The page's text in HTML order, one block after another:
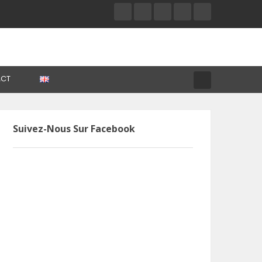
Suivez-Nous Sur Facebook